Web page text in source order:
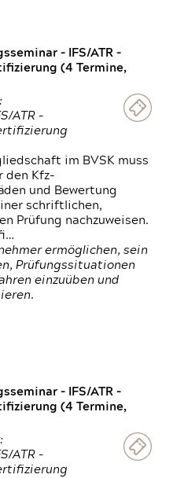
- IFS/ATR -
(4 Termine,
ATR -
im BVSK muss
den Kfz-
und Bewertung
schriftlichen,
Prüfung nachzuweisen.
ermöglichen, sein
Prüfungssituationen
einzuüben und
- IFS/ATR -
(4 Termine,
ATR -